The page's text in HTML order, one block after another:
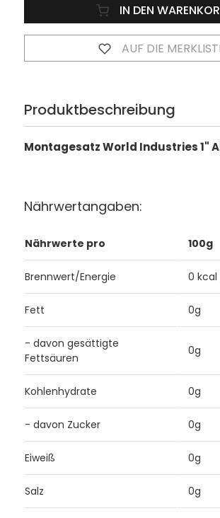
IN DEN
AUF DIE
Produktbeschreibung
Montagesatz World Industries 1"
Nährwertangaben:
Nährwerte pro 100g
Brennwert/Energie 0 kcal
Fett 0g
- davon gesättigte
Fettsäuren
0g
Kohlenhydrate 0g
- davon Zucker 0g
Eiweiß 0g
Salz 0g